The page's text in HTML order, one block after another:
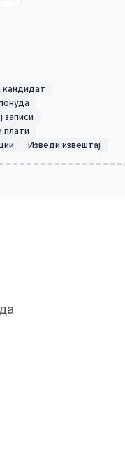
кандидат
записи
плати
Изведи извештај